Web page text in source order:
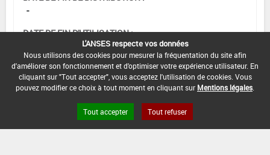
-
DATE DE FIN D'UTILISATION :
L'ANSES respecte vos données
Nous utilisons des cookies pour mesurer la fréquentation du site afin
d'améliorer son fonctionnement et d'optimiser votre expérience utilisateur. En
cliquant sur "Tout accepter", vous acceptez l'utilisation de cookies. Vous
pouvez modifier ce choix à tout moment en cliquant sur Mentions légales
Tout accepter Tout refuser